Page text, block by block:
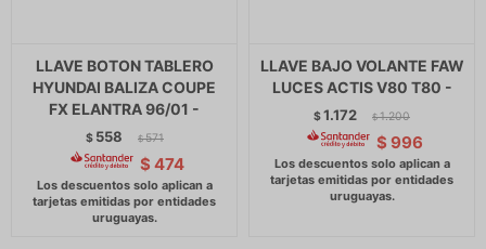
LLAVE BOTON TABLERO
HYUNDAI BALIZA COUPE
FX ELANTRA 96/01 -
$ 558 $ 571
$ 474
LLAVE BAJO VOLANTE FAW
LUCES ACTIS V80 T80 -
$1.172 $ 1.200
$ 996